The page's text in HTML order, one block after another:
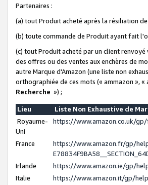
Partenaires :
(a) tout Produit acheté après la résiliation
(b) toute commande de Produit ayant fait
(c) tout Produit acheté par un client
des offres ou des ventes aux enchères de
autre Marque d'Amazon (une liste non
orthographiée de ces mots (« ammazon »,
Recherche ») ;
Lieu
Liste Non Exhaustive de
Royaume-
Uni
https://www.amazon.co.uk/
France
https://www.amazon.fr/gp/
Irlande
https://www.amazon.ie/gp/
Italie
https://www.amazon.it/gp/